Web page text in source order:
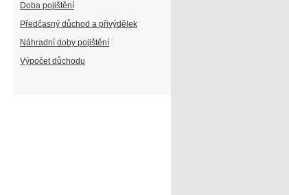
Doba pojištění
Předčasný důchod a přivýdělek
Náhradní doby pojištění
Výpočet důchodu